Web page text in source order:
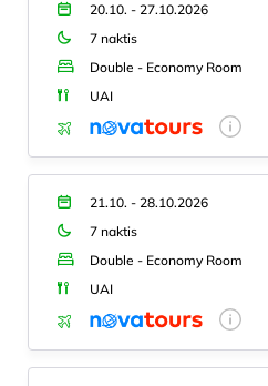
20.10. - 27.10.2026
7 naktis
Double - Economy Room
UAI
21.10. - 28.10.2026
7 naktis
Double - Economy Room
UAI